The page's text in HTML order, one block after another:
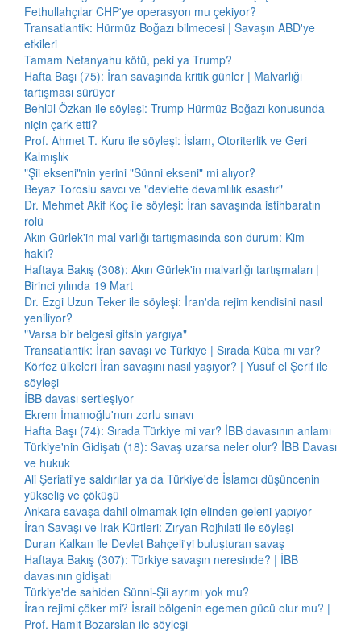
Fethullahçılar CHP'ye operasyon mu çekiyor?
Transatlantik: Hürmüz Boğazı bilmecesi | Savaşın ABD'ye
etkileri
Tamam Netanyahu kötü, peki ya Trump?
Hafta Başı (75): İran savaşında kritik günler | Malvarlığı
tartışması sürüyor
Behlül Özkan ile söyleşi: Trump Hürmüz Boğazı konusunda
niçin çark etti?
Prof. Ahmet T. Kuru ile söyleşi: İslam, Otoriterlik ve Geri
Kalmışlık
"Şii ekseni"nin yerini "Sünni ekseni" mi alıyor?
Beyaz Toroslu savcı ve "devlette devamlılık esastır"
Dr. Mehmet Akif Koç ile söyleşi: İran savaşında istihbaratın
rolü
Akın Gürlek'in mal varlığı tartışmasında son durum: Kim
haklı?
Haftaya Bakış (308): Akın Gürlek'in malvarlığı tartışmaları |
Birinci yılında 19 Mart
Dr. Ezgi Uzun Teker ile söyleşi: İran'da rejim kendisini nasıl
yeniliyor?
"Varsa bir belgesi gitsin yargıya"
Transatlantik: İran savaşı ve Türkiye | Sırada Küba mı var?
Körfez ülkeleri İran savaşını nasıl yaşıyor? | Yusuf el Şerif ile
söyleşi
İBB davası sertleşiyor
Ekrem İmamoğlu'nun zorlu sınavı
Hafta Başı (74): Sırada Türkiye mi var? İBB davasının anlamı
Türkiye'nin Gidişatı (18): Savaş uzarsa neler olur? İBB Davası
ve hukuk
Ali Şeriati'ye saldırılar ya da Türkiye'de İslamcı düşüncenin
yükseliş ve çöküşü
Ankara savaşa dahil olmamak için elinden geleni yapıyor
İran Savaşı ve Irak Kürtleri: Zıryan Rojhılati ile söyleşi
Duran Kalkan ile Devlet Bahçeli'yi buluşturan savaş
Haftaya Bakış (307): Türkiye savaşın neresinde? | İBB
davasının gidişatı
Türkiye'de sahiden Sünni-Şii ayrımı yok mu?
İran rejimi çöker mi? İsrail bölgenin egemen gücü olur mu? |
Prof. Hamit Bozarslan ile söyleşi